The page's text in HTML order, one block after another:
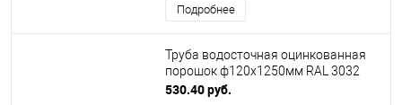
Подробнее
Труба водосточная оцинкованная
порошок ф120х1250мм RAL 3032
530.40 руб.